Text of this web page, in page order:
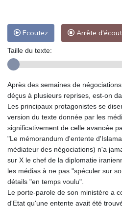
Ecoutez Arrête
Taille du texte:
Après des semaines de
déçus à plusieurs reprises, est-on
Les principaux protagonistes se
version du texte donnée par les
significativement de celle avancée
"Le mémorandum d'entente
médiateur des négociations) n'a
sur X le chef de la diplomatie
les médias à ne pas "spéculer sur
détails "en temps voulu".
Le porte-parole de son ministère a
d'Etat qu'une entente avait été